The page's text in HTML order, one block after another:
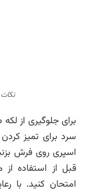
برای جلوگیری از
سرد برای تمیز
اسپری روی فرش
قبل از استفاده
امتحان کنید. با